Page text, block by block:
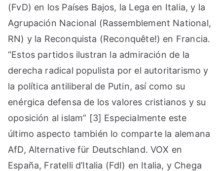
(FvD) en los Países Bajos, la Lega en Italia, y la
Agrupación Nacional (Rassemblement National,
RN) y la Reconquista (Reconquête!) en Francia.
“Estos partidos ilustran la admiración de la
derecha radical populista por el autoritarismo y
la política antiliberal de Putin, así como su
enérgica defensa de los valores cristianos y su
oposición al islam” [3] Especialmente este
último aspecto también lo comparte la alemana
AfD, Alternative für Deutschland. VOX en
España, Fratelli d’Italia (FdI) en Italia, y Chega